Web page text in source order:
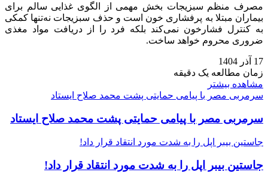
مصرف منظم سبزیجات بخش مهمی از الگوی غذایی سالم برای
بیماران مبتلا به پرفشاری خون است و حذف سبزیجات نه‌تنها کمکی
به کنترل فشارخون نمی‌کند بلکه فرد را از دریافت مواد مغذی
ضروری محروم خواهد ساخت.
17 آذر 1404
زمان مطالعه یک دقیقه
مشاهده بیشتر
سرمربی مصر با پیامی حمایتی پشت محمد صلاح ایستاد
سرمربی مصر با پیامی حمایتی پشت محمد صلاح ایستاد
جاستین بیبر اپل را به‌ شدت مورد انتقاد قرار داد!
جاستین بیبر اپل را به‌ شدت مورد انتقاد قرار داد!